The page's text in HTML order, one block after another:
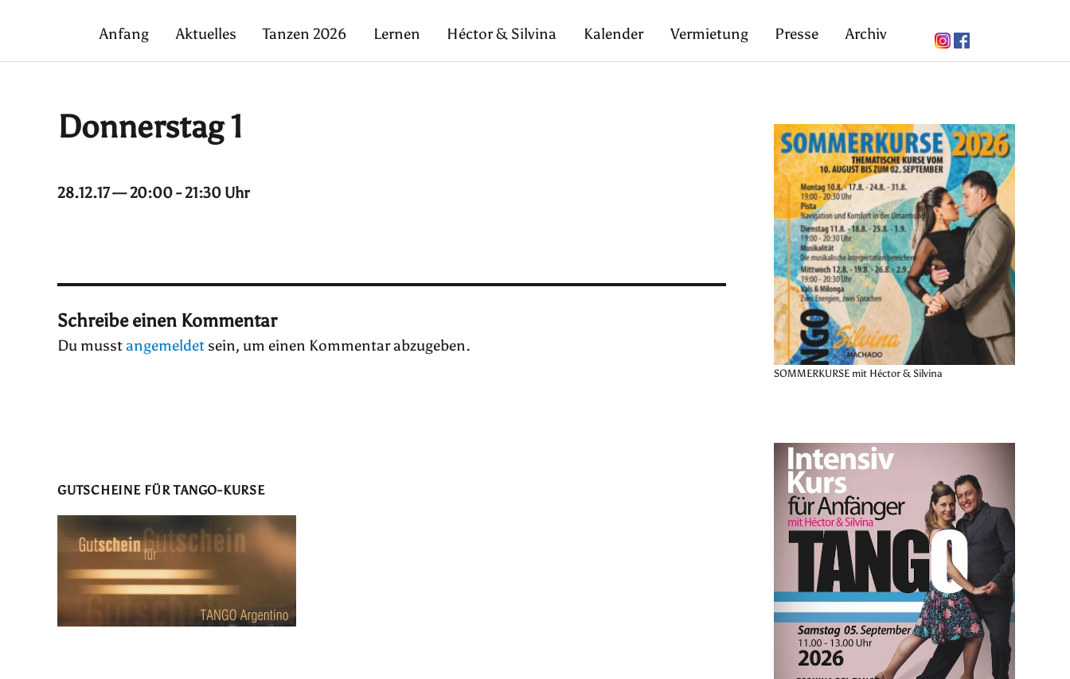
Anfang Aktuelles Tanzen 2026 Lernen Héctor & Silvina Kalender Vermietung Presse Archiv
Donnerstag 1
28.12.17 — 20:00 - 21:30 Uhr
Schreibe einen Kommentar
Du musst angemeldet sein, um einen Kommentar abzugeben.
GUTSCHEINE FÜR TANGO-KURSE
SOMMERKURSE mit Héctor & Silvina